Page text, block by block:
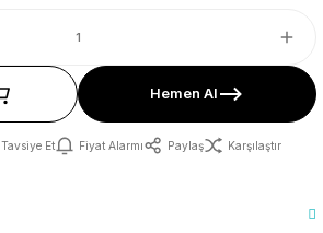
Hemen Al
Tavsiye Et Fiyat Alarmı Paylaş Karşılaştır